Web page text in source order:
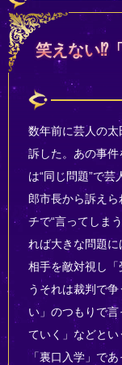
笑えない⁉
数年前に芸人の
訴した。あの事
は“同じ問題”で
郎市長から訴え
チで“言ってしま
れば大きな問題
相手を敵対視し
うそれは裁判で
い」のつもりで
ていく」などと
「裏口入学」で